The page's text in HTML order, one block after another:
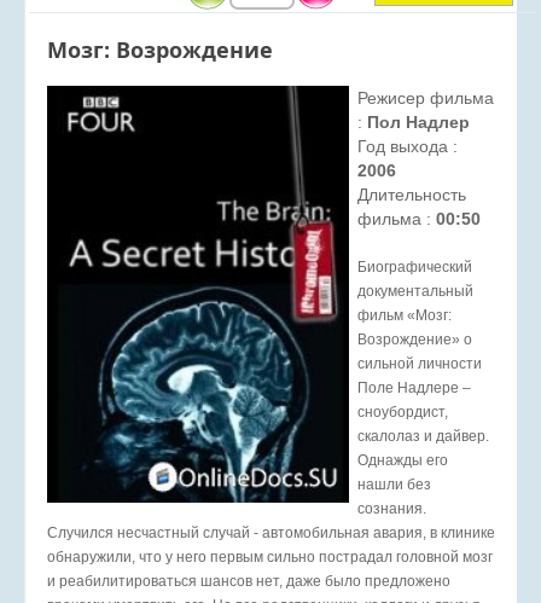
Мозг: Возрождение
Режисер фильма
: Пол Надлер
Год выхода :
2006
Длительность
фильма : 00:50
Биографический
документальный
фильм «Мозг:
Возрождение» о
сильной личности
Поле Надлере –
сноубордист,
скалолаз и дайвер.
Однажды его
нашли без
сознания.
Случился несчастный случай - автомобильная авария, в клинике
обнаружили, что у него первым сильно пострадал головной мозг
и реабилитироваться шансов нет, даже было предложено